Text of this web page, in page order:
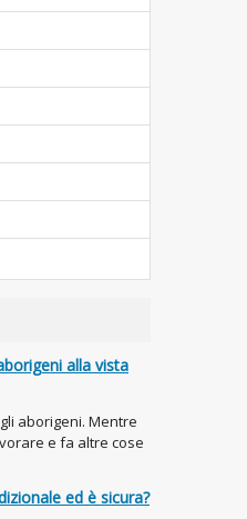
alla vista
aborigeni. Mentre
e fa altre cose
ed è sicura?